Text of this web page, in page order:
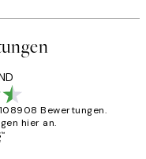
Bewertungen.
hier an.